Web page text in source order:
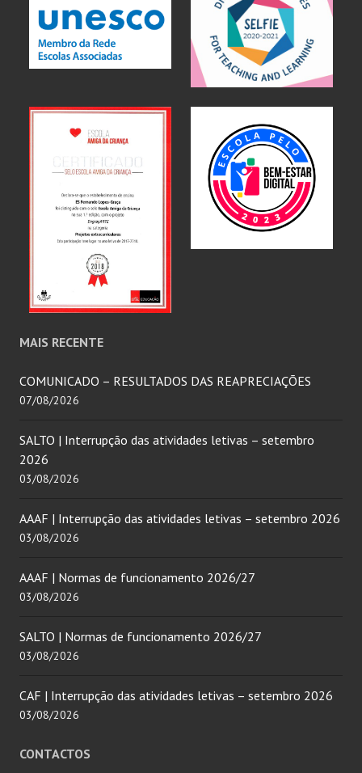
MAIS RECENTE
COMUNICADO – RESULTADOS DAS REAPRECIAÇÕES
07/08/2026
SALTO | Interrupção das atividades letivas – setembro
2026
03/08/2026
AAAF | Interrupção das atividades letivas – setembro 2026
03/08/2026
AAAF | Normas de funcionamento 2026/27
03/08/2026
SALTO | Normas de funcionamento 2026/27
03/08/2026
CAF | Interrupção das atividades letivas – setembro 2026
03/08/2026
CONTACTOS